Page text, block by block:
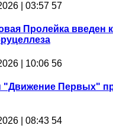
| 03:57 57
Пролейка введен
| 10:06 56
"Движение Первых"
| 08:43 54